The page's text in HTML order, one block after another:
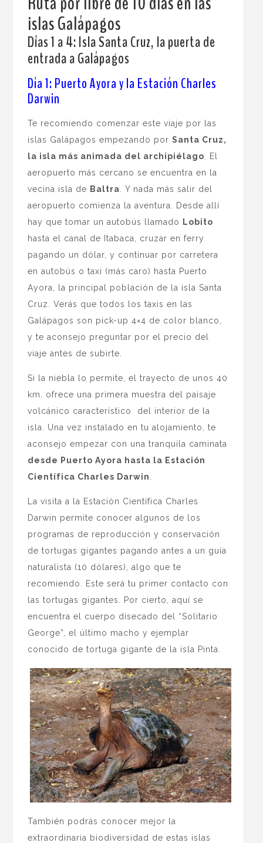
islas Galápagos
Días 1 a 4: Isla Santa Cruz, la puerta de
entrada a Galápagos
Día 1: Puerto Ayora y la Estación Charles
Darwin
Te recomiendo comenzar este viaje por las
islas Galápagos empezando porSanta Cruz,
la isla más animada del archipiélago . El
aeropuerto más cercano se encuentra en la
vecina isla de Baltra . Y nada más salir del
aeropuerto comienza la aventura. Desde allí
hay que tomar un autobús llamado
Lobito
hasta el canal de Itabaca, cruzar en ferry
pagando un dólar, y continuar por carretera
en autobús o taxi (más caro) hasta Puerto
Ayora, la principal población de la isla Santa
Cruz. Verás que todos los taxis en las
Galápagos son pick-up 4×4 de color blanco,
y te aconsejo preguntar por el precio del
viaje antes de subirte.
Si la niebla lo permite, el trayecto de unos 40
km. ofrece una primera muestra del paisaje
volcánico característico del interior de la
isla. Una vez instalado en tu alojamiento, te
aconsejo empezar con una tranquila caminata
desde Puerto Ayora hasta la Estación
Científica Charles Darwin
La visita a la Estación Científica Charles
Darwin permite conocer algunos de los
programas de reproducción y conservación
de tortugas gigantes pagando antes a un guía
naturalista (10 dólares), algo que te
recomiendo. Este será tu primer contacto con
las tortugas gigantes. Por cierto, aquí se
encuentra el cuerpo disecado del “Solitario
George”, el último macho y ejemplar
conocido de tortuga gigante de la isla Pinta.
También podrás conocer mejor la
extraordinaria biodiversidad de estas islas